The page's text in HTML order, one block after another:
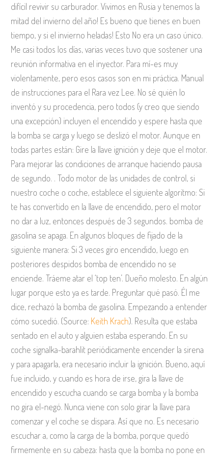
difícil revivir su carburador. Vivimos en Rusia y tenemos la
mitad del invierno del año! Es bueno que tienes en buen
tiempo, y si el invierno heladas! Esto No era un caso único.
Me casi todos los días, varias veces tuvo que sostener una
reunión informativa en el inyector. Para mí-es muy
violentamente, pero esos casos son en mi práctica. Manual
de instrucciones para el Rara vez Lee. No sé quién lo
inventó y su procedencia, pero todos (y creo que siendo
una excepción) incluyen el encendido y espere hasta que
la bomba se carga y luego se deslizó el motor. Aunque en
todas partes están: Gire la llave ignición y deje que el motor.
Para mejorar las condiciones de arranque haciendo pausa
de segundo. . Todo motor de las unidades de control, si
nuestro coche o coche, establece el siguiente algoritmo: Si
te has convertido en la llave de encendido, pero el motor
no dar a luz, entonces después de 3 segundos. bomba de
gasolina se apaga. En algunos bloques de fijado de la
siguiente manera: Si 3 veces giro encendido, luego en
posteriores despidos bomba de encendido no se
enciende. Tráeme atar el ‘top ten’. Dueño molesto. En algún
lugar porque esto ya es tarde. Preguntar qué pasó. Él me
dice, rechazó la bomba de gasolina. Empezando a entender
cómo sucedió. (Source: Keith Krach). Resulta que estaba
sentado en el auto y alguien estaba esperando. En su
coche signalka-barahlit periódicamente encender la sirena
y para apagarla, era necesario incluir la ignición. Bueno, aquí
fue incluido, y cuando es hora de irse, gira la llave de
encendido y escucha cuando se carga bomba y la bomba
no gira el-negó. Nunca viene con solo girar la llave para
comenzar y el coche se dispara. Así que no. Es necesario
escuchar a, como la carga de la bomba, porque quedó
firmemente en su cabeza: hasta que la bomba no pone en